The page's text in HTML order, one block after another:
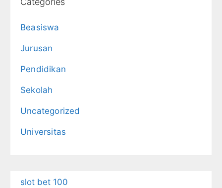
Beasiswa
Jurusan
Pendidikan
Sekolah
Uncategorized
Universitas
slot bet 100